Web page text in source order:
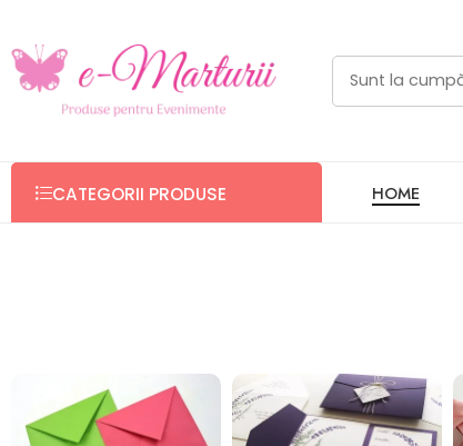
CATEGORII PRODUSE HOME